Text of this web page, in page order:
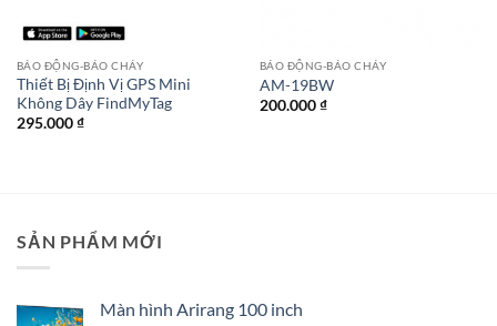
BÁO ĐỘNG-BÁO CHÁY
Thiết Bị Định Vị GPS Mini
Không Dây FindMyTag
295.000₫
BÁO ĐỘNG-BÁO CHÁY
AM-19BW
200.000₫
SẢN PHẨM MỚI
Màn hình Arirang 100 inch